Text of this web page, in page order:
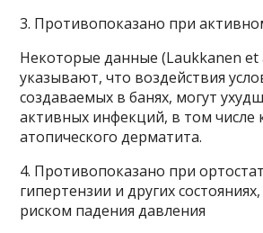
3. Противопоказано при
Некоторые данные (Laukkanen et
указывают, что воздействия
создаваемых в банях, могут
активных инфекций, в том числе
атопического дерматита.
4. Противопоказано при
гипертензии и других
риском падения давления